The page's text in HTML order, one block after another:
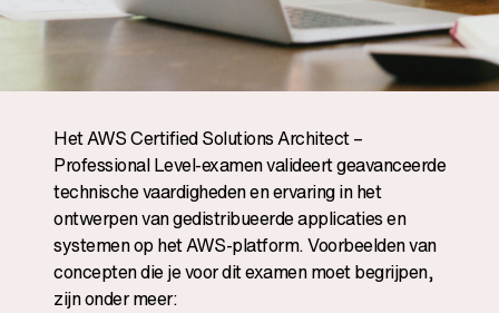
Het AWS Certified Solutions Architect –
Professional Level-examen valideert geavanceerde
technische vaardigheden en ervaring in het
ontwerpen van gedistribueerde applicaties en
systemen op het AWS-platform. Voorbeelden van
concepten die je voor dit examen moet begrijpen,
zijn onder meer: